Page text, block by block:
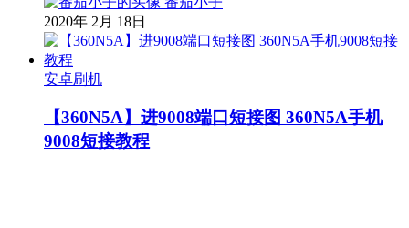
2020年 2月 18日
安卓刷机
【360N5A】进9008端口短接图 360N5A手机
9008短接教程